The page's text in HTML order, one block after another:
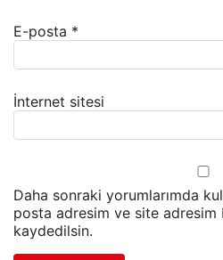
E-posta *
İnternet sitesi
Daha sonraki yorumlarımda
posta adresim ve site adresim
kaydedilsin.